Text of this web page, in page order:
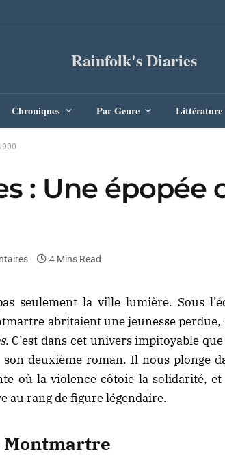
Rainfolk's Diaries
Chroniques Par Genre Littérature
: Une épopée
4 Mins Read
seulement la ville lumière. Sous
abritaient une jeunesse perdue,
. C’est dans cet univers impitoyable
son deuxième roman. Il nous plonge
où la violence côtoie la solidarité,
au rang de figure légendaire.
Montmartre